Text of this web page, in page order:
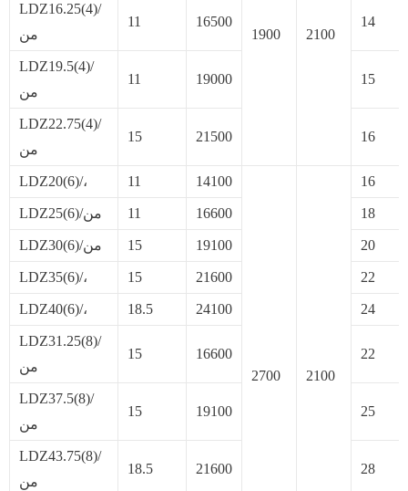
1900 2100
LDZ16.25(4)/
من
11 16500 14
LDZ19.5(4)/
من
11 19000 15
LDZ22.75(4)/
من
15 21500 16
LDZ20(6)/، 11 14100
2700 2100
16
LDZ25(6)/من 11 16600 18
LDZ30(6)/من 15 19100 20
LDZ35(6)/، 15 21600 22
LDZ40(6)/، 18.5 24100 24
LDZ31.25(8)/
من
15 16600 22
LDZ37.5(8)/
من
15 19100 25
LDZ43.75(8)/
من
18.5 21600 28